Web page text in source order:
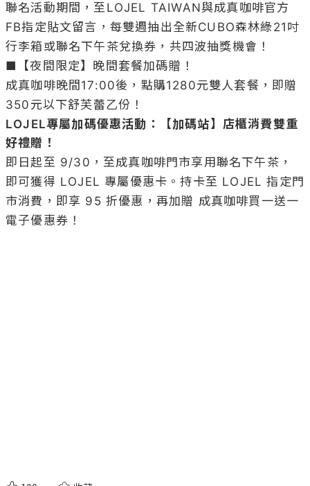
聯名活動期間，至LOJEL TAIWAN與成真咖啡官方
FB指定貼文留言，每雙週抽出全新CUBO森林綠21吋
行李箱或聯名下午茶兌換券，共四波抽獎機會！
■【夜間限定】晚間套餐加碼贈！
成真咖啡晚間17:00後，點購1280元雙人套餐，即贈
LOJEL專屬加碼優惠活動：【加碼站】店櫃消費雙重
好禮贈！
即日起至 9/30，至成真咖啡門市享用聯名下午茶，
即可獲得 LOJEL 專屬優惠卡。持卡至 LOJEL 指定門
市消費，即享 95 折優惠，再加贈 成真咖啡買一送一
電子優惠券！